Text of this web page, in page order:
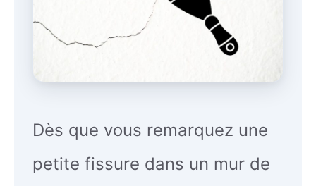
Dès que vous remarquez une
petite fissure dans un mur de